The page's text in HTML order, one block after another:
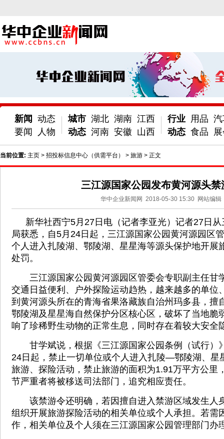
新闻
要闻
动态
人物
城市
动态
湖北 湖南 江西
河南 安徽 山西
行业
动态
用品
食品
当前位置: 主页 > 招投标信息中心（供需平台） > 旅游 > 正文
三江源国家公园发布黄河源头禁
华中企业新闻网 2018-05-30 15:30 网站编辑
新华社西宁5月27日电（记者李亚光）记者27日从
局获悉，自5月24日起，三江源国家公园黄河源园区
个人进入扎陵湖、鄂陵湖、星星海等源头保护地开展
处罚。
三江源国家公园黄河源园区管委会专职副主任甘
交通日益便利、户外探险运动趋热，越来越多的单位
到黄河源头所在的青海省果洛藏族自治州玛多县，
鄂陵湖及星星海自然保护分区核心区，破坏了当地脆
响了珍稀野生动物的正常生息，同时存在着较大安全
甘学斌说，根据《三江源国家公园条例（试行）
24日起，禁止一切单位或个人进入扎陵—鄂陵湖、星
旅游、探险活动，禁止旅游的面积为1.91万平方公里
节严重者将被移送司法部门，追究相应责任。
该禁游令还明确，若因擅自进入禁游区域发生人
组织开展旅游探险活动的相关单位或个人承担。若需
作，相关单位及个人须在三江源国家公园管理部门办